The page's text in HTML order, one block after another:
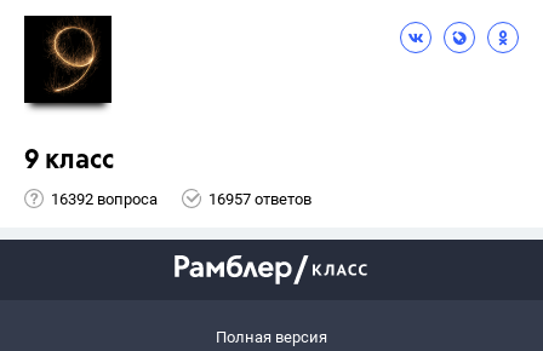
9 класс
16392 вопроса 16957 ответов
Полная версия